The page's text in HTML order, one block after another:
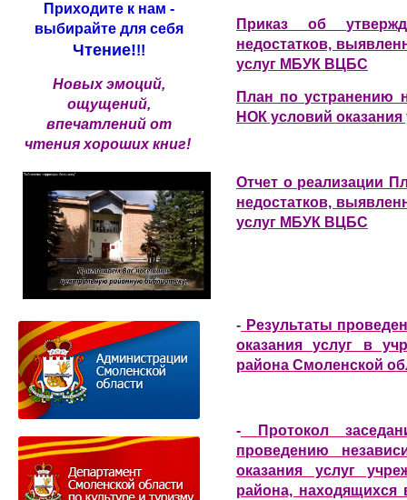
Приказ об
недостатков,
услуг МБУК ВЦБС
План по устранению
НОК условий
Отчет о реализации
недостатков,
услуг МБУК ВЦБС
- Результаты
оказания услуг в
района Смоленской
-
Протокол
проведению
оказания услуг
района, находящихся
Приходите к нам -
выбирайте для себя
Чтение!!!
Новых эмоций,
ощущений,
впечатлений от
чтения хороших книг!